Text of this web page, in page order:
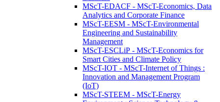
MScT-EDACF - MScT-Economics, Data
Analytics and Corporate Finance
MScT-EESM - MScT-Environmental
Engineering and Sustainability
Management
MScT-ESCLiP - MScT-Economics for
Smart Cities and Climate Policy
MScT-IOT - MScT-Internet of Things :
Innovation and Management Program
(IoT)
MScT-STEEM - MScT-Energy